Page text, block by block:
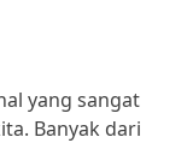
yang sangat
Banyak dari